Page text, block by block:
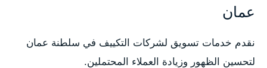
عمان
نقدم خدمات تسويق لشركات التكييف في سلطنة عمان
لتحسين الظهور وزيادة العملاء المحتملين.